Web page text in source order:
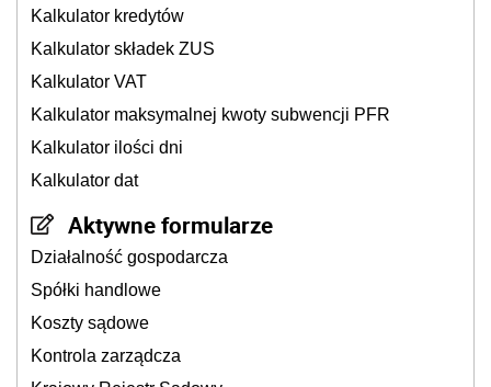
Kalkulator kredytów
Kalkulator składek ZUS
Kalkulator VAT
Kalkulator maksymalnej kwoty subwencji PFR
Kalkulator ilości dni
Kalkulator dat
Aktywne formularze
Działalność gospodarcza
Spółki handlowe
Koszty sądowe
Kontrola zarządcza